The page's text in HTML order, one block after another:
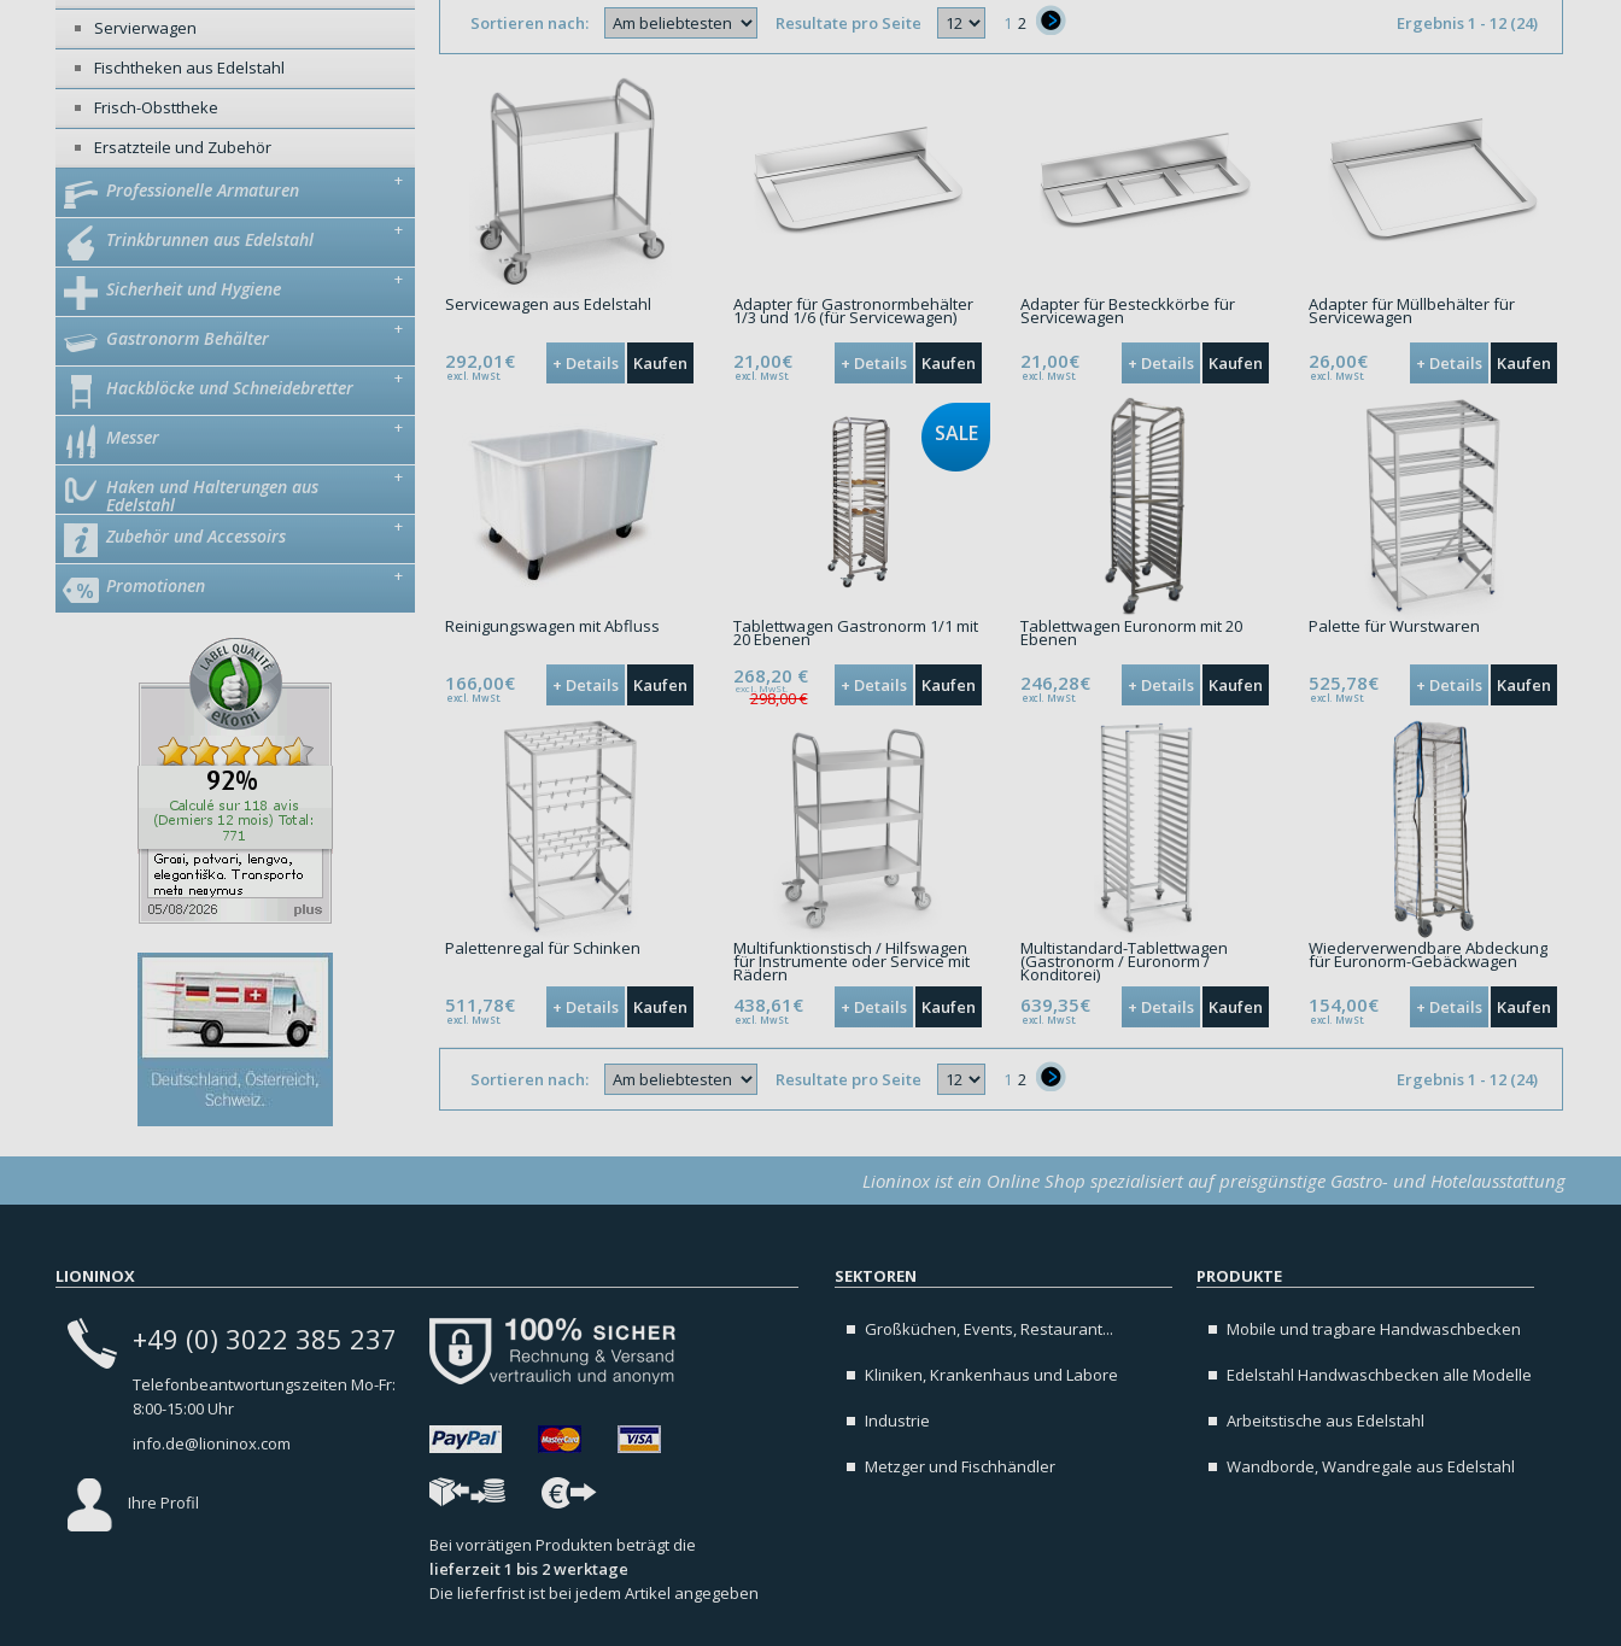
Servierwagen
Fischtheken aus Edelstahl
Frisch-Obsttheke
Ersatzteile und Zubehör
+
Professionelle Armaturen
+
Trinkbrunnen aus Edelstahl
+
Sicherheit und Hygiene
+
Gastronorm Behälter
+
Hackblöcke und Schneidebretter
+
Messer
+
Haken und Halterungen aus
Edelstahl
+
Zubehör und Accessoirs
+
Promotionen
Sortieren nach: Resultate pro Seite 1 2 Ergebnis 1 - 12 (24)
Servicewagen aus Edelstahl
292,01€
excl. MwSt.
Kaufen
+ Details
Adapter für Gastronormbehälter
1/3 und 1/6 (für Servicewagen)
21,00€
excl. MwSt.
Kaufen
+ Details
Adapter für Besteckkörbe für
Servicewagen
21,00€
excl. MwSt.
Kaufen
+ Details
Adapter für Müllbehälter für
Servicewagen
26,00€
excl. MwSt.
Kaufen
+ Details
Reinigungswagen mit Abfluss
166,00€
excl. MwSt.
Kaufen
+ Details
SALE
Tablettwagen Gastronorm 1/1 mit
20 Ebenen
268,20 €
298,00 €
excl. MwSt. Kaufen
+ Details
Tablettwagen Euronorm mit 20
Ebenen
246,28€
excl. MwSt.
Kaufen
+ Details
Palette für Wurstwaren
525,78€
excl. MwSt.
Kaufen
+ Details
Palettenregal für Schinken
511,78€
excl. MwSt.
Kaufen
+ Details
Multifunktionstisch / Hilfswagen
für Instrumente oder Service mit
Rädern
438,61€
excl. MwSt.
Kaufen
+ Details
Multistandard-Tablettwagen
(Gastronorm / Euronorm /
Konditorei)
639,35€
excl. MwSt.
Kaufen
+ Details
Wiederverwendbare Abdeckung
für Euronorm-Gebäckwagen
154,00€
excl. MwSt.
Kaufen
+ Details
Sortieren nach: Resultate pro Seite 1 2 Ergebnis 1 - 12 (24)
Lioninox ist ein Online Shop spezialisiert auf preisgünstige Gastro- und Hotelausstattung
LIONINOX
+49 (0) 3022 385 237
Telefonbeantwortungszeiten Mo-Fr:
8:00-15:00 Uhr
info.de@lioninox.com
Ihre Profil
Bei vorrätigen Produkten beträgt die
lieferzeit 1 bis 2 werktage
Die lieferfrist ist bei jedem Artikel angegeben
SEKTOREN
Großküchen, Events, Restaurant...
Kliniken, Krankenhaus und Labore
Industrie
Metzger und Fischhändler
PRODUKTE
Mobile und tragbare Handwaschbecken
Edelstahl Handwaschbecken alle Modelle
Arbeitstische aus Edelstahl
Wandborde, Wandregale aus Edelstahl